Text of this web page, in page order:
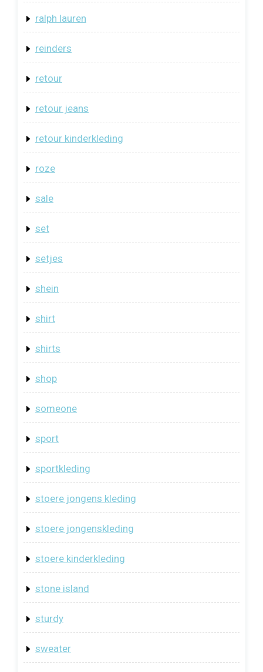
ralph lauren
reinders
retour
retour jeans
retour kinderkleding
roze
sale
set
setjes
shein
shirt
shirts
shop
someone
sport
sportkleding
stoere jongens kleding
stoere jongenskleding
stoere kinderkleding
stone island
sturdy
sweater